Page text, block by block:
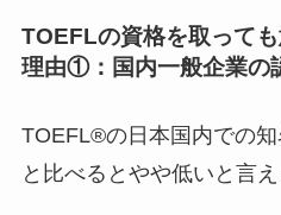
TOEFLの資格を取って
理由①：国内一般企業の
TOEFL®の日本国内での
と比べるとやや低いと言え